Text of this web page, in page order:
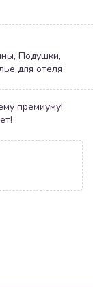
премиуму!
Подушки,
для отеля